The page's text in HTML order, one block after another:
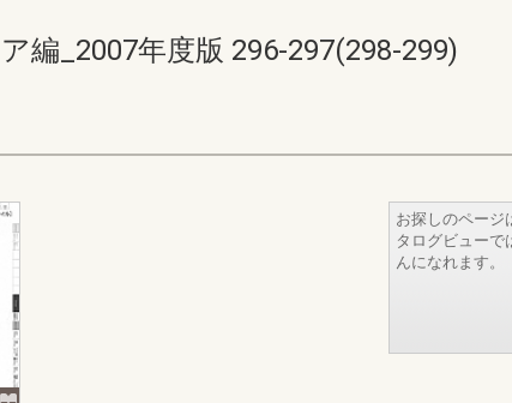
編_2007年度版 296-297(298-299)
お探しのページ
タログビューで
んになれます。